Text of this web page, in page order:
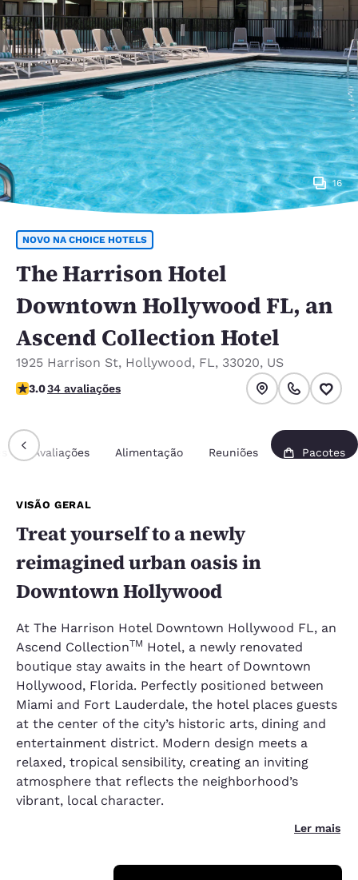
16
NOVO NA CHOICE HOTELS
The Harrison Hotel
Downtown Hollywood FL, an
Ascend Collection Hotel
1925 Harrison St, Hollywood, FL, 33020, US
classificação 3 estrelas. Razoável.
3.034 avaliações
Avaliações Alimentação Reuniões Pacotes
VISÃO GERAL
Treat yourself to a newly
reimagined urban oasis in
Downtown Hollywood
At The Harrison Hotel Downtown Hollywood FL, an
Ascend CollectionTM Hotel, a newly renovated
boutique stay awaits in the heart of Downtown
Hollywood, Florida. Perfectly positioned between
Miami and Fort Lauderdale, the hotel places guests
at the center of the city’s historic arts, dining and
entertainment district. Modern design meets a
relaxed, tropical sensibility, creating an inviting
atmosphere that reflects the neighborhood’s
vibrant, local character.
Ler mais